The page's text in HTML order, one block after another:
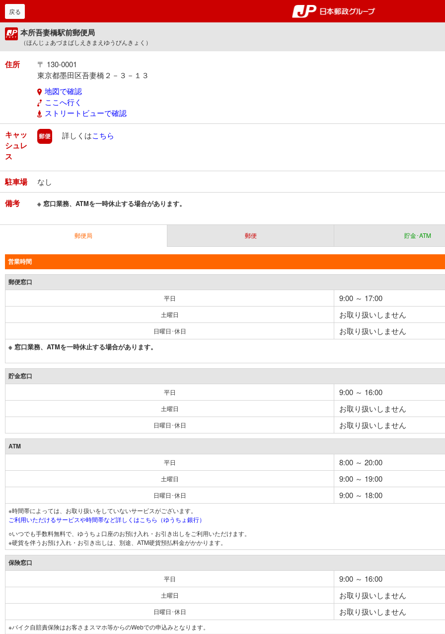
郵便局・日本郵政グルー
戻る
本所吾妻橋駅前郵便局
（ほんじょあづまばしえきまえゆうびんきょく）
住所
〒 130-0001
東京都墨田区吾妻橋２－３－１３
地図で確認
ここへ行く
ストリートビューで確認
キャッ
シュレ
ス
郵便
詳しくはこちら
駐車場 なし
備考 ※ 窓口業務、ATMを一時休止する場合があります。
郵便局 郵便 貯金･ATM
営業時間
郵便窓口
平日 9:00 ～ 17:00
土曜日 お取り扱いしません
日曜日･休日 お取り扱いしません
※ 窓口業務、ATMを一時休止する場合があります。
貯金窓口
平日 9:00 ～ 16:00
土曜日 お取り扱いしません
日曜日･休日 お取り扱いしません
ATM
平日 8:00 ～ 20:00
土曜日 9:00 ～ 19:00
日曜日･休日 9:00 ～ 18:00
※時間帯によっては、お取り扱いをしていないサービスがございます。
ご利用いただけるサービスや時間帯など詳しくはこちら（ゆうちょ銀行）
○いつでも手数料無料で、ゆうちょ口座のお預け入れ・お引き出しをご利用いただけます。
※硬貨を伴うお預け入れ・お引き出しは、別途、ATM硬貨預払料金がかかります。
保険窓口
平日 9:00 ～ 16:00
土曜日 お取り扱いしません
日曜日･休日 お取り扱いしません
※バイク自賠責保険はお客さまスマホ等からのWebでの申込みとなります。